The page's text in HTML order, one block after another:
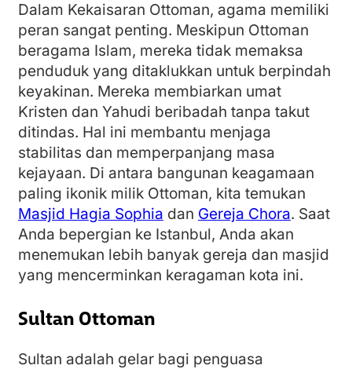
Dalam Kekaisaran Ottoman, agama memiliki
peran sangat penting. Meskipun Ottoman
beragama Islam, mereka tidak memaksa
penduduk yang ditaklukkan untuk berpindah
keyakinan. Mereka membiarkan umat
Kristen dan Yahudi beribadah tanpa takut
ditindas. Hal ini membantu menjaga
stabilitas dan memperpanjang masa
kejayaan. Di antara bangunan keagamaan
paling ikonik milik Ottoman, kita temukan
Masjid Hagia Sophia dan Gereja Chora. Saat
Anda bepergian ke Istanbul, Anda akan
menemukan lebih banyak gereja dan masjid
yang mencerminkan keragaman kota ini.
Sultan Ottoman
Sultan adalah gelar bagi penguasa